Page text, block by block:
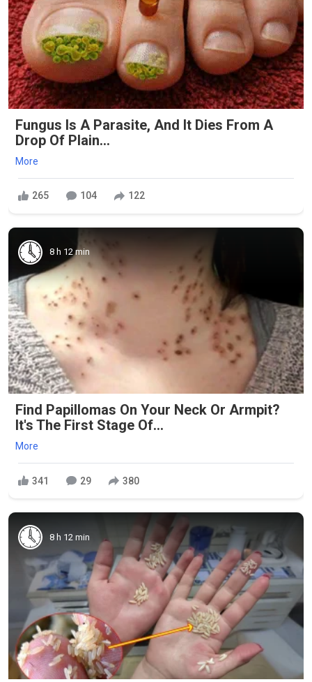
Fungus Is A Parasite, And It Dies From A
Drop Of Plain...
More
265 104 122
8 h 12 min
Find Papillomas On Your Neck Or Armpit?
It's The First Stage Of...
More
341 29 380
8 h 12 min